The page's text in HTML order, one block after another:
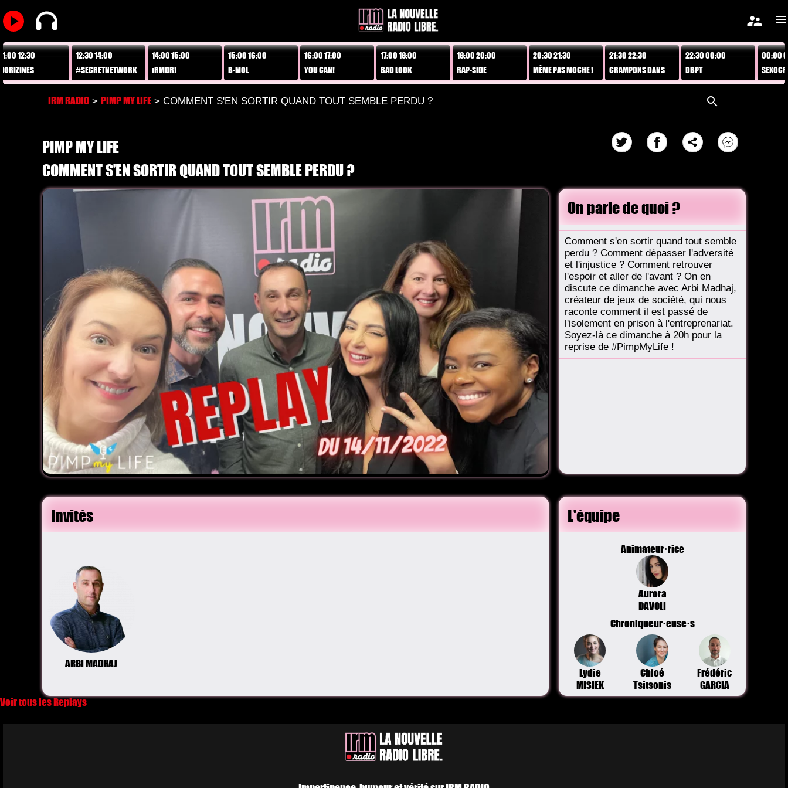
play_arrow supervisor_account menu
12:30 14:00
#SECRETNETWORK
14:00 15:00
iRMDR!
15:00 16:00
16:00 17:00
YOU CAN!
17:00 18:00
BAD LOOK
18:00 20:00
RAP-SIDE
20:30 21:30
MÊME PAS MOCHE !
21:30 22:30
CRAMPONS DANS
L'CAFÉ
22:30 00:00
DBPT
00:00 01:30
SEXOCRATIE
IRM RADIO > PIMP MY LIFE > COMMENT S'EN SORTIR QUAND TOUT SEMBLE PERDU ? search
PIMP MY LIFE
COMMENT S’EN SORTIR QUAND TOUT SEMBLE PERDU ?
On parle de quoi ?
Comment s'en sortir quand tout semble
perdu ? Comment dépasser l'adversité
et l'injustice ? Comment retrouver
l'espoir et aller de l'avant ? On en
discute ce dimanche avec Arbi Madhaj,
créateur de jeux de société, qui nous
raconte comment il est passé de
l'isolement en prison à l'entreprenariat.
Soyez-là ce dimanche à 20h pour la
reprise de #PimpMyLife !
Invités
ARBI MADHAJ
L'équipe
Animateur·rice
Aurora
DAVOLI
Chroniqueur·euse·s
Lydie
MISIEK
Chloé
Tsitsonis
Frédéric
GARCIA
Voir tous les Replays